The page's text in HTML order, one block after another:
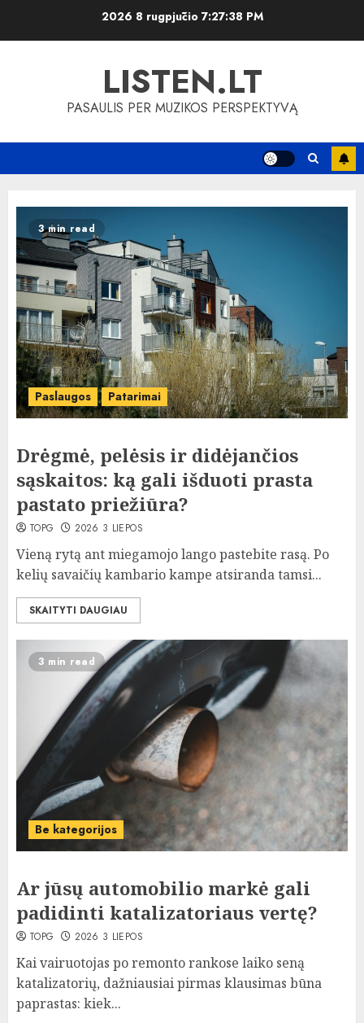
2026 8 rugpjūčio 7:27:39 PM
LISTEN.LT
PASAULIS PER MUZIKOS PERSPEKTYVĄ
3 min read
Paslaugos Patarimai
Drėgmė, pelėsis ir didėjančios
sąskaitos: ką gali išduoti prasta
pastato priežiūra?
TOPG 2026 3 LIEPOS
Vieną rytą ant miegamojo lango pastebite rasą. Po
kelių savaičių kambario kampe atsiranda tamsi...
SKAITYTI DAUGIAU
3 min read
Be kategorijos
Ar jūsų automobilio markė gali
padidinti katalizatoriaus vertę?
TOPG 2026 3 LIEPOS
Kai vairuotojas po remonto rankose laiko seną
katalizatorių, dažniausiai pirmas klausimas būna
paprastas: kiek...